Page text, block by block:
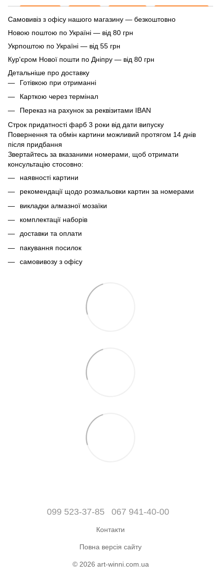
Самовивіз з офісу нашого магазину — безкоштовно
Новою поштою по Україні — від 80 грн
Укрпоштою по Україні — від 55 грн
Кур'єром Нової пошти по Дніпру — від 80 грн
Детальніше про доставку
Готівкою при отриманні
Карткою через термінал
Переказ на рахунок за реквізитами IBAN
Строк придатності фарб 3 роки від дати випуску
Повернення та обмін картини можливий протягом 14 днів
після придбання
Звертайтесь за вказаними номерами, щоб отримати
консультацію стосовно:
наявності картини
рекомендації щодо розмальовки картин за номерами
викладки алмазної мозаїки
комплектації наборів
доставки та оплати
пакування посилок
самовивозу з офісу
099 523-37-85 067 941-40-00
Контакти
Повна версія сайту
© 2026 art-winni.com.ua